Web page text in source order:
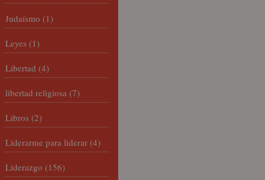
Judaísmo (1)
Leyes (1)
Libertad (4)
libertad religiosa (7)
Libros (2)
Liderarme para liderar (4)
Liderazgo (156)